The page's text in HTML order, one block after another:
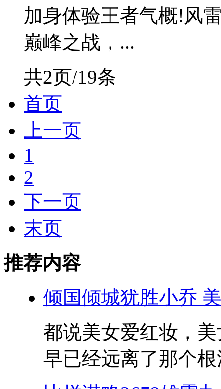
加身体验王者气概!风
巅峰之战，...
共2页/19条
首页
上一页
1
2
下一页
末页
推荐内容
倾国倾城犹胜小乔
都说美女爱红妆，
早已经远离了那个